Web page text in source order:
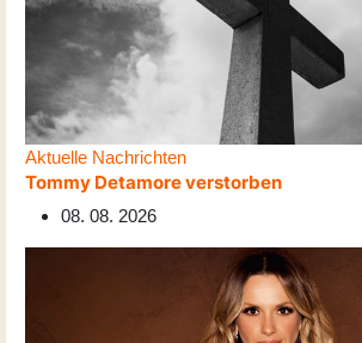
Aktuelle Nachrichten
Tommy Detamore verstorben
08. 08. 2026